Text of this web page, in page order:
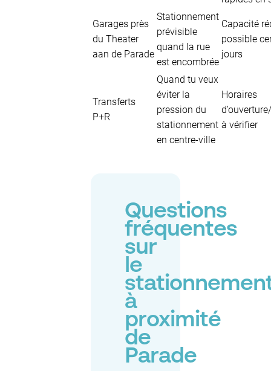
Garages près
du Theater
aan de Parade
Stationnement
prévisible
quand la rue
est encombrée
Capacité
possible
jours
Transferts
P+R
Quand tu veux
éviter la
pression du
stationnement
en centre-ville
Horaires
à vérifier
Questions
fréquentes
sur
le
à
proximité
de
Parade